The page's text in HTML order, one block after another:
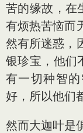
苦的缘故，在
有烦热苦恼而
然有所迷惑，
银珍宝，他们
有一切种智
好，所以他们
然而大迦叶是